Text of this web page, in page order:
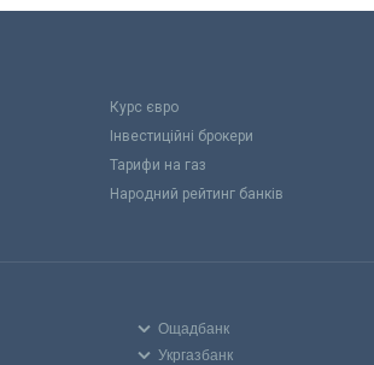
Курс євро
Інвестиційні брокери
Тарифи на газ
Народний рейтинг банків
Ощадбанк
Укргазбанк